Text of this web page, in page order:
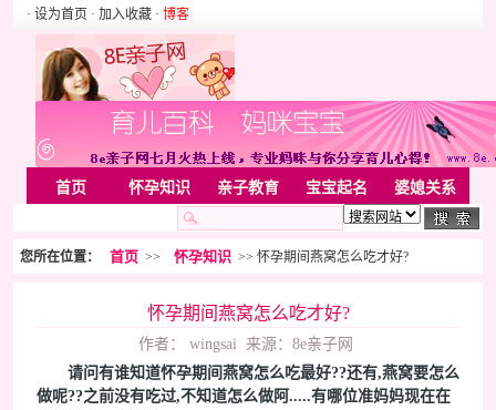
· 设为首页 · 加入收藏 · 博客
首页 怀孕知识 亲子教育 宝宝起名 婆媳关系
胎教音乐 家居 亲子游戏
美容化装 Rss
您所在位置： 首页 >> 怀孕知识 >> 怀孕期间燕窝怎么吃才好?
怀孕期间燕窝怎么吃才好?
作者： wingsai 来源：8e亲子网
请问有谁知道怀孕期间燕窝怎么吃最好??还有,燕窝要怎么
做呢??之前没有吃过,不知道怎么做阿.....有哪位准妈妈现在在